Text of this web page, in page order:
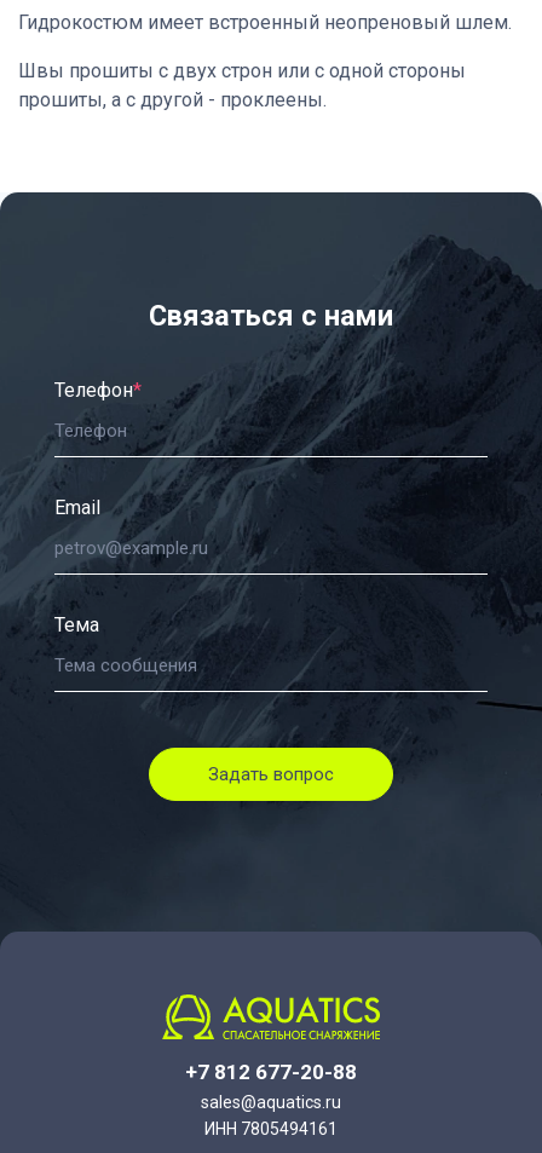
Гидрокостюм имеет встроенный неопреновый шлем.
Швы прошиты с двух строн или с одной стороны
прошиты, а с другой - проклеены.
Связаться с нами
Телефон*
Email
Тема
Задать вопрос
+7 812 677-20-88
sales@aquatics.ru
ИНН 7805494161